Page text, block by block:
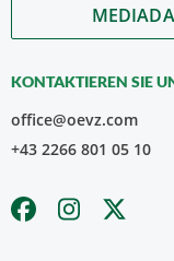
KONTAKTIEREN SIE
office@oevz.com
+43 2266 801 05 10